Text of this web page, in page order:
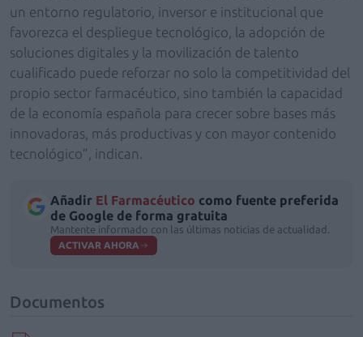
un entorno regulatorio, inversor e institucional que
favorezca el despliegue tecnológico, la adopción de
soluciones digitales y la movilización de talento
cualificado puede reforzar no solo la competitividad del
propio sector farmacéutico, sino también la capacidad
de la economía española para crecer sobre bases más
innovadoras, más productivas y con mayor contenido
tecnológico”, indican.
Añadir El Farmacéutico como fuente preferida
de Google de forma gratuita
Mantente informado con las últimas noticias de actualidad.
ACTIVAR AHORA
Documentos